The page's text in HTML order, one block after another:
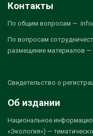
Контакты
По общим вопросам —
По вопросам
размещение материалов —
Свидетельство о
Об издании
Национальное
«Экология») —